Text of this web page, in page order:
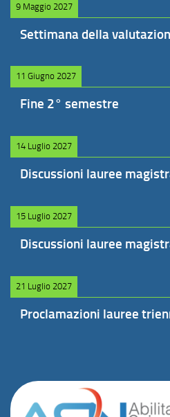
9 Maggio 2027
Settimana della
11 Giugno 2027
Fine 2° semestre
14 Luglio 2027
Discussioni lauree
15 Luglio 2027
Discussioni lauree
21 Luglio 2027
Proclamazioni lauree